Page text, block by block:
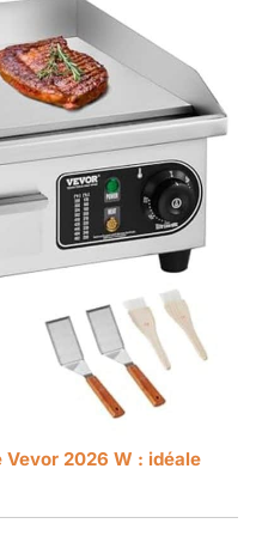
2026 W : idéale